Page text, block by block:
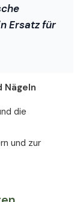
Ersatz für
Nägeln
die
und zur